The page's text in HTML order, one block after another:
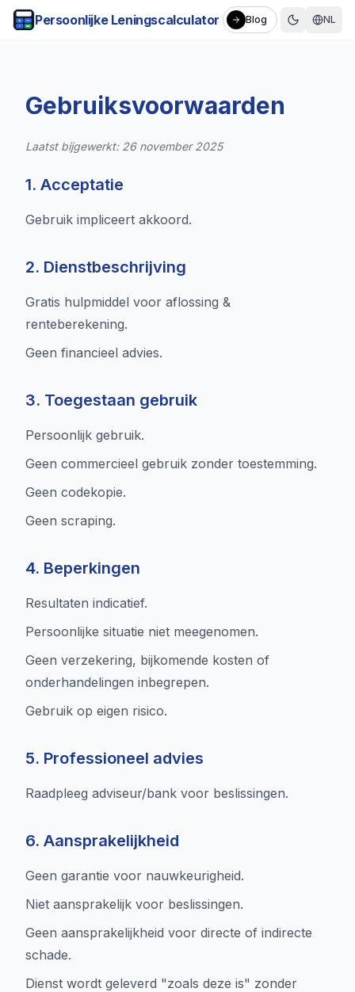
Persoonlijke Leningscalculator Blog NL
Gebruiksvoorwaarden
Laatst bijgewerkt: 26 november 2025
1. Acceptatie
Gebruik impliceert akkoord.
2. Dienstbeschrijving
Gratis hulpmiddel voor aflossing &
renteberekening.
Geen financieel advies.
3. Toegestaan gebruik
Persoonlijk gebruik.
Geen commercieel gebruik zonder toestemming.
Geen codekopie.
Geen scraping.
4. Beperkingen
Resultaten indicatief.
Persoonlijke situatie niet meegenomen.
Geen verzekering, bijkomende kosten of
onderhandelingen inbegrepen.
Gebruik op eigen risico.
5. Professioneel advies
Raadpleeg adviseur/bank voor beslissingen.
6. Aansprakelijkheid
Geen garantie voor nauwkeurigheid.
Niet aansprakelijk voor beslissingen.
Geen aansprakelijkheid voor directe of indirecte
schade.
Dienst wordt geleverd "zoals deze is" zonder